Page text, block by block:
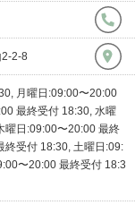
2-2-8
月曜日:09:00〜20:00
最終受付 18:30, 水曜
曜日:09:00〜20:00 最終
終受付 18:30, 土曜日:09:
〜20:00 最終受付 18:3